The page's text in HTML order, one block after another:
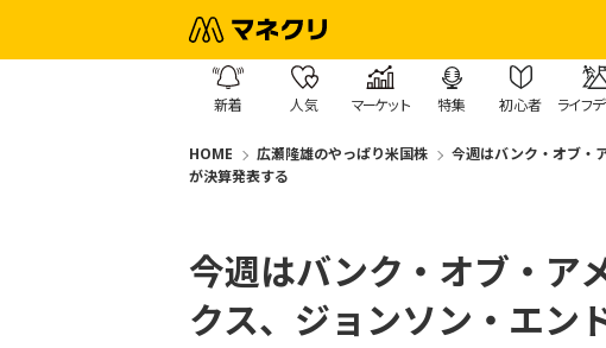
新着 人気 マーケット 特集 初心者 ライフ
HOME 広瀬隆雄のやっぱり米国株
今週はバンク・オブ・
が決算発表する
今週はバンク・オブ・ア
クス、ジョンソン・エン